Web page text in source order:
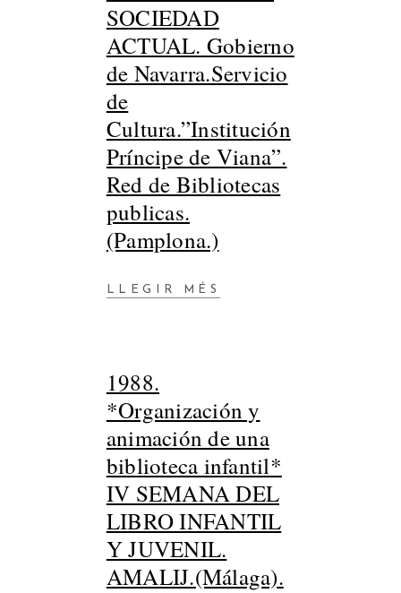
SOCIEDAD
ACTUAL. Gobierno
de Navarra.Servicio
de
Cultura.”Institución
Príncipe de Viana”.
Red de Bibliotecas
publicas.
(Pamplona.)
LLEGIR MÉS
1988.
*Organización y
animación de una
biblioteca infantil*
IV SEMANA DEL
LIBRO INFANTIL
Y JUVENIL.
AMALIJ.(Málaga).